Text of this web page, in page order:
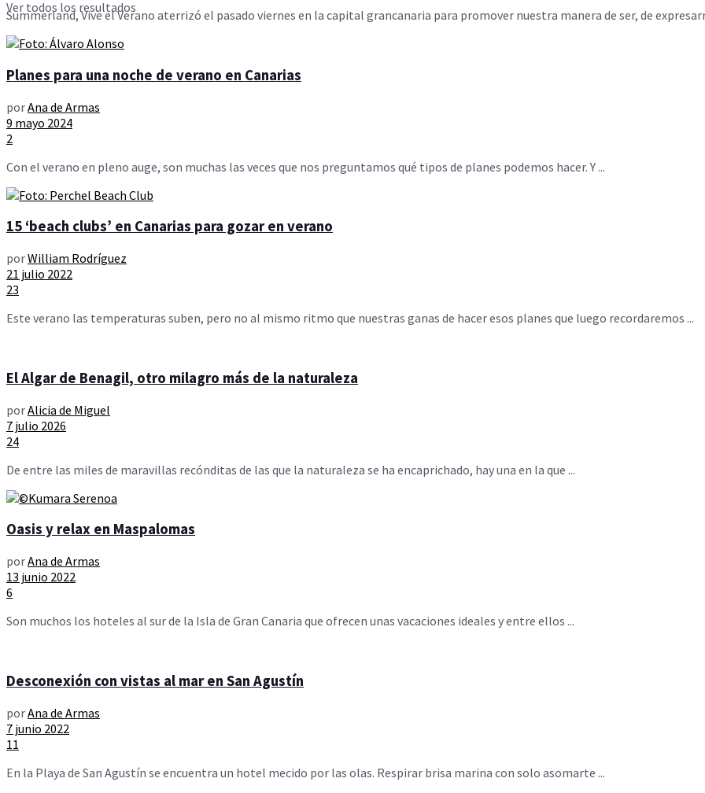
Ver todos los resultados
Summerland, Vive el Verano aterrizó el pasado viernes en la capital grancanaria para promover nuestra manera de ser, de
Planes para una noche de verano en Canarias
porAna de Armas
9 mayo 2024
2
Con el verano en pleno auge, son muchas las veces que nos preguntamos qué tipos de planes podemos hacer. Y ...
15 ‘beach clubs’ en Canarias para gozar en verano
porWilliam Rodríguez
21 julio 2022
23
Este verano las temperaturas suben, pero no al mismo ritmo que nuestras ganas de hacer esos planes que luego recordaremos ...
El Algar de Benagil, otro milagro más de la naturaleza
porAlicia de Miguel
7 julio 2026
24
De entre las miles de maravillas recónditas de las que la naturaleza se ha encaprichado, hay una en la que ...
Oasis y relax en Maspalomas
porAna de Armas
13 junio 2022
6
Son muchos los hoteles al sur de la Isla de Gran Canaria que ofrecen unas vacaciones ideales y entre ellos ...
Desconexión con vistas al mar en San Agustín
porAna de Armas
7 junio 2022
11
En la Playa de San Agustín se encuentra un hotel mecido por las olas. Respirar brisa marina con solo asomarte ...